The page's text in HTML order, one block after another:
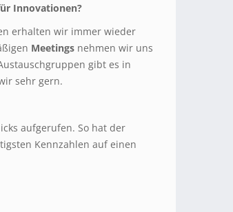
Innovationen?
erhalten wir immer wieder
Meetings nehmen wir uns
gibt es in
sehr gern.
aufgerufen. So hat der
Kennzahlen auf einen